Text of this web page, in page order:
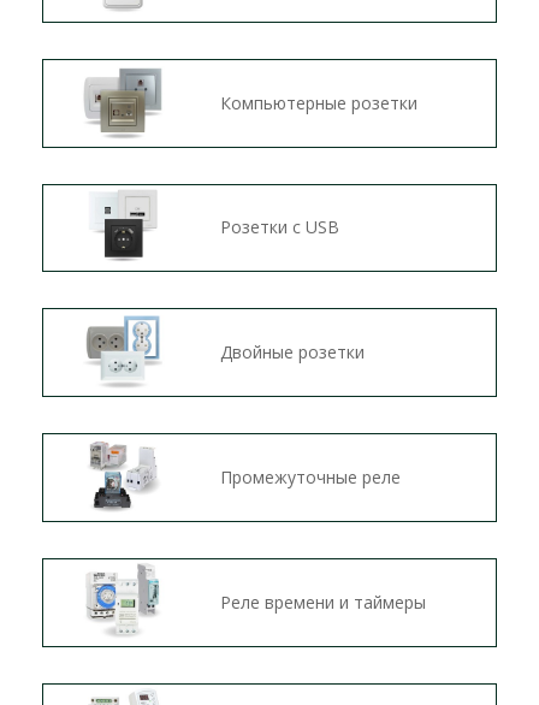
Компьютерные розетки
Розетки c USB
Двойные розетки
Промежуточные реле
Реле времени и таймеры